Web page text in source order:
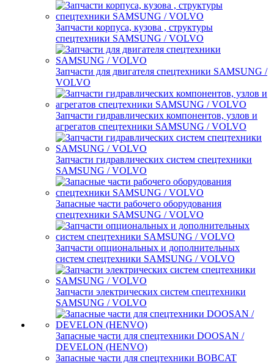
Запчасти корпуса, кузова , структуры
спецтехники SAMSUNG / VOLVO
Запчасти для двигателя спецтехники SAMSUNG /
VOLVO
Запчасти гидравлических компонентов, узлов и
агрегатов спецтехники SAMSUNG / VOLVO
Запчасти гидравлических систем спецтехники
SAMSUNG / VOLVO
Запасные части рабочего оборудования
спецтехники SAMSUNG / VOLVO
Запчасти опциональных и дополнительных
систем спецтехники SAMSUNG / VOLVO
Запчасти электрических систем спецтехники
SAMSUNG / VOLVO
Запасные части для спецтехники DOOSAN /
DEVELON (HENVO)
Запасные части для спецтехники BOBCAT